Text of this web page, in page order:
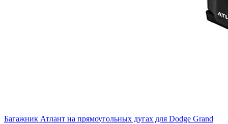
Багажник Атлант на прямоугольных дугах для Dodge Grand